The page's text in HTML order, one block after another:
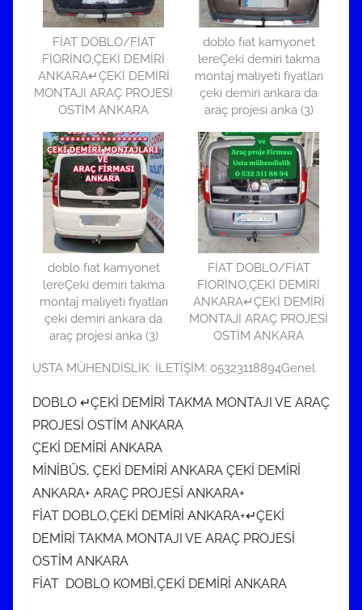
l
FİAT DOBLO/FİAT
FİORİNO,ÇEKİ DEMİRİ
ANKARA↵ÇEKİ DEMİRİ
MONTAJI ARAÇ PROJESİ
OSTİM ANKARA
doblo fıat kamyonet
lereÇeki demiri takma
montaj maliyeti fiyatları
çeki demiri ankara da
araç projesi anka (3)
doblo fıat kamyonet
lereÇeki demiri takma
montaj maliyeti fiyatları
çeki demiri ankara da
araç projesi anka (3)
FİAT DOBLO/FİAT
FİORİNO,ÇEKİ DEMİRİ
ANKARA↵ÇEKİ DEMİRİ
MONTAJI ARAÇ PROJESİ
OSTİM ANKARA
3
M
a
y
ı
s
2
0
2
0
USTA MÜHENDİSLİK: İLETİŞİM: 05323118894Genel
DOBLO ↵ÇEKİ DEMİRİ TAKMA MONTAJI VE ARAÇ
PROJESİ OSTİM ANKARA
ÇEKİ DEMİRİ ANKARA
MİNİBÜS, ÇEKİ DEMİRİ ANKARA ÇEKİ DEMİRİ
ANKARA+ ARAÇ PROJESİ ANKARA+
FİAT DOBLO,ÇEKİ DEMİRİ ANKARA+↵ÇEKİ
DEMİRİ TAKMA MONTAJI VE ARAÇ PROJESİ
OSTİM ANKARA
FİAT DOBLO KOMBİ,ÇEKİ DEMİRİ ANKARA